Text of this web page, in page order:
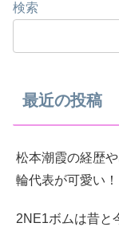
検索
最近の投稿
松本潮霞の経歴
輪代表が可愛い！
2NE1ボムは昔と